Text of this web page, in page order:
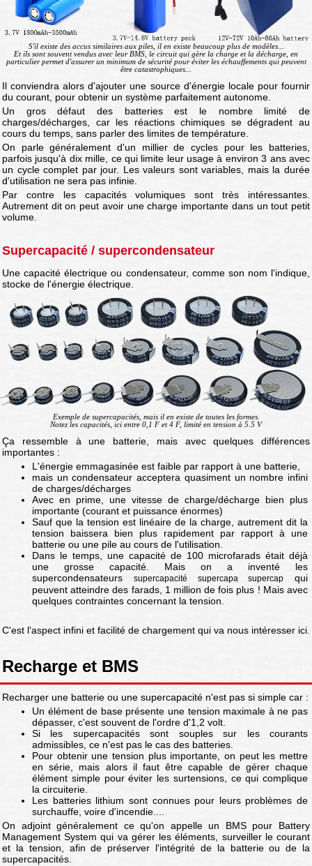
S'il existe des accus similaires aux piles, il en existe beaucoup plus de modèles...
Et ils sont souvent vendus avec leur BMS, le circuit qui gère la charge et la décharge, en
particulier permet d'assurer un minimum de sécurité pour éviter les échauffements qui peuvent
être catastrophiques...
Il conviendra alors d'ajouter une source d'énergie locale pour fournir
du courant, pour obtenir un système parfaitement autonome.
Un gros défaut des batteries est le nombre limité de
charges/décharges, car les réactions chimiques se dégradent au
cours du temps, sans parler des limites de température.
On parle généralement d'un millier de cycles pour les batteries,
parfois jusqu'à dix mille, ce qui limite leur usage à environ 3 ans avec
un cycle complet par jour. Les valeurs sont variables, mais la durée
d'utilisation ne sera pas infinie.
Par contre les capacités volumiques sont très intéressantes.
Autrement dit on peut avoir une charge importante dans un tout petit
volume.
Supercapacité / supercondensateur
Une capacité électrique ou condensateur, comme son nom l'indique,
stocke de l'énergie électrique.
Exemple de supercapacités, mais il en existe de toutes les formes.
Notez les capacités, ici entre 0,1 F et 4 F, limité en tension à 5.5 V
Ça ressemble à une batterie, mais avec quelques différences
importantes :
L'énergie emmagasinée est faible par rapport à une batterie,
mais un condensateur acceptera quasiment un nombre infini
de charges/décharges
Avec en prime, une vitesse de charge/décharge bien plus
importante (courant et puissance énormes)
Sauf que la tension est linéaire de la charge, autrement dit la
tension baissera bien plus rapidement par rapport à une
batterie ou une pile au cours de l'utilisation.
Dans le temps, une capacité de 100 microfarads était déjà
une grosse capacité. Mais on a inventé les
supercondensateurs
supercapacité supercapa supercap
qui
peuvent atteindre des farads, 1 million de fois plus ! Mais avec
quelques contraintes concernant la tension.
C'est l'aspect infini et facilité de chargement qui va nous intéresser ici.
Recharge et BMS
Recharger une batterie ou une supercapacité n'est pas si simple car :
Un élément de base présente une tension maximale à ne pas
dépasser, c'est souvent de l'ordre d'1,2 volt.
Si les supercapacités sont souples sur les courants
admissibles, ce n'est pas le cas des batteries.
Pour obtenir une tension plus importante, on peut les mettre
en série, mais alors il faut être capable de gérer chaque
élément simple pour éviter les surtensions, ce qui complique
la circuiterie.
Les batteries lithium sont connues pour leurs problèmes de
surchauffe, voire d'incendie....
On adjoint généralement ce qu'on appelle un BMS pour Battery
Management System qui va gérer les éléments, surveiller le courant
et la tension, afin de préserver l'intégrité de la batterie ou de la
supercapacités.